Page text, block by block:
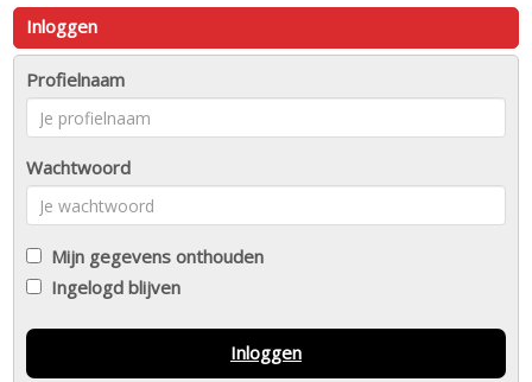
Inloggen
Profielnaam
Wachtwoord
Mijn gegevens onthouden
Ingelogd blijven
Inloggen